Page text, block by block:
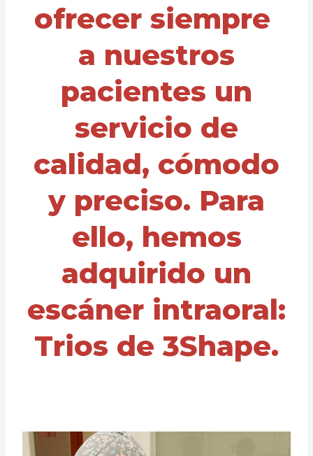
ofrecer siempre
a nuestros
pacientes un
servicio de
calidad, cómodo
y preciso. Para
ello, hemos
adquirido un
escáner intraoral:
Trios de 3Shape.